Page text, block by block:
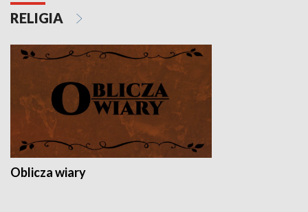
RELIGIA
Oblicza wiary